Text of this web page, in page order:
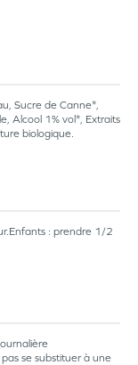
Sucre de Canne*,
Alcool 1% vol*, Extraits
biologique.
: prendre 1/2
se substituer à une